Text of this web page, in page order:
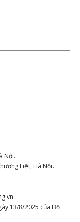
Nội.
Liệt, Hà Nội.
13/8/2025 của Bộ